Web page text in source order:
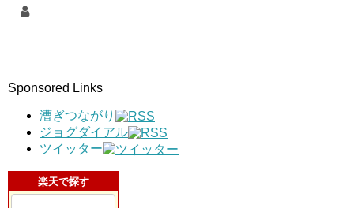
Sponsored Links
漕ぎつながり
ジョグダイアル
ツイッター
楽天で探す